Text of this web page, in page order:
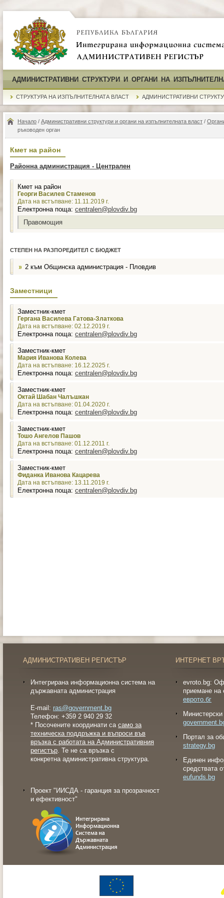
АДМИНИСТРАТИВНИ СТРУКТУРИ И ОРГАНИ НА
СТРУКТУРА НА ИЗПЪЛНИТЕЛНАТА ВЛАСТ АДМИНИСТРАТИВНИ
Начало / Административни структури и органи на изпълнителната власт /
ръководен орган
Кмет на район
Районна администрация - Централен
Кмет на район
Георги Василев Стаменов
Дата на встъпване: 11.11.2019 г.
Електронна поща: centralen@plovdiv.bg
Правомощия
СТЕПЕН НА РАЗПОРЕДИТЕЛ С БЮДЖЕТ
2 към Общинска администрация - Пловдив
Заместници
Заместник-кмет
Гергана Василева Гатова-Златкова
Дата на встъпване: 02.12.2019 г.
Електронна поща: centralen@plovdiv.bg
Заместник-кмет
Мария Иванова Колева
Дата на встъпване: 16.12.2025 г.
Електронна поща: centralen@plovdiv.bg
Заместник-кмет
Октай Шабан Чалъшкан
Дата на встъпване: 01.04.2020 г.
Електронна поща: centralen@plovdiv.bg
Заместник-кмет
Тошо Ангелов Пашов
Дата на встъпване: 01.12.2011 г.
Електронна поща: centralen@plovdiv.bg
Заместник-кмет
Фиданка Иванова Кацарева
Дата на встъпване: 13.11.2019 г.
Електронна поща: centralen@plovdiv.bg
АДМИНИСТРАТИВЕН РЕГИСТЪР
Интегрирана информационна система на
държавната администрация
E-mail: ras@government.bg
Телефон: +359 2 940 29 32
* Посочените координати са само за
техническа поддръжка и въпроси във
връзка с работата на Административния
регистър. Те не са връзка с
конкретна административна структура.
Проект "ИИСДА - гаранция за прозрачност
и ефективност"
ИНТЕРНЕТ
evroto.bg:
приемане на
еврото.бг
Портал за
strategy.bg
Eдинен
средствата
eufunds.bg